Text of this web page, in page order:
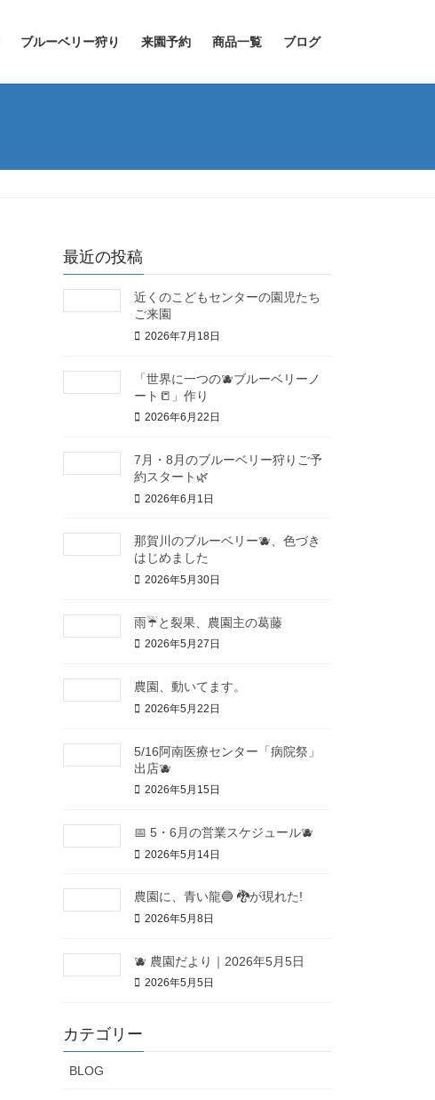
ブルーベリー狩り 来園予約 商品一覧 ブログ
最近の投稿
近くのこどもセンターの園児たち
ご来園
2026年7月18日
「世界に一つの🫐ブルーベリーノ
ート📒」作り
2026年6月22日
7月・8月のブルーベリー狩りご予
約スタート🌿
2026年6月1日
那賀川のブルーベリー🫐、色づき
はじめました
2026年5月30日
雨☔と裂果、農園主の葛藤
2026年5月27日
農園、動いてます。
2026年5月22日
5/16阿南医療センター「病院祭」
出店🫐
2026年5月15日
📅 5・6月の営業スケジュール🫐
2026年5月14日
農園に、青い龍🔵 🐉が現れた!
2026年5月8日
🫐 農園だより｜2026年5月5日
2026年5月5日
カテゴリー
BLOG